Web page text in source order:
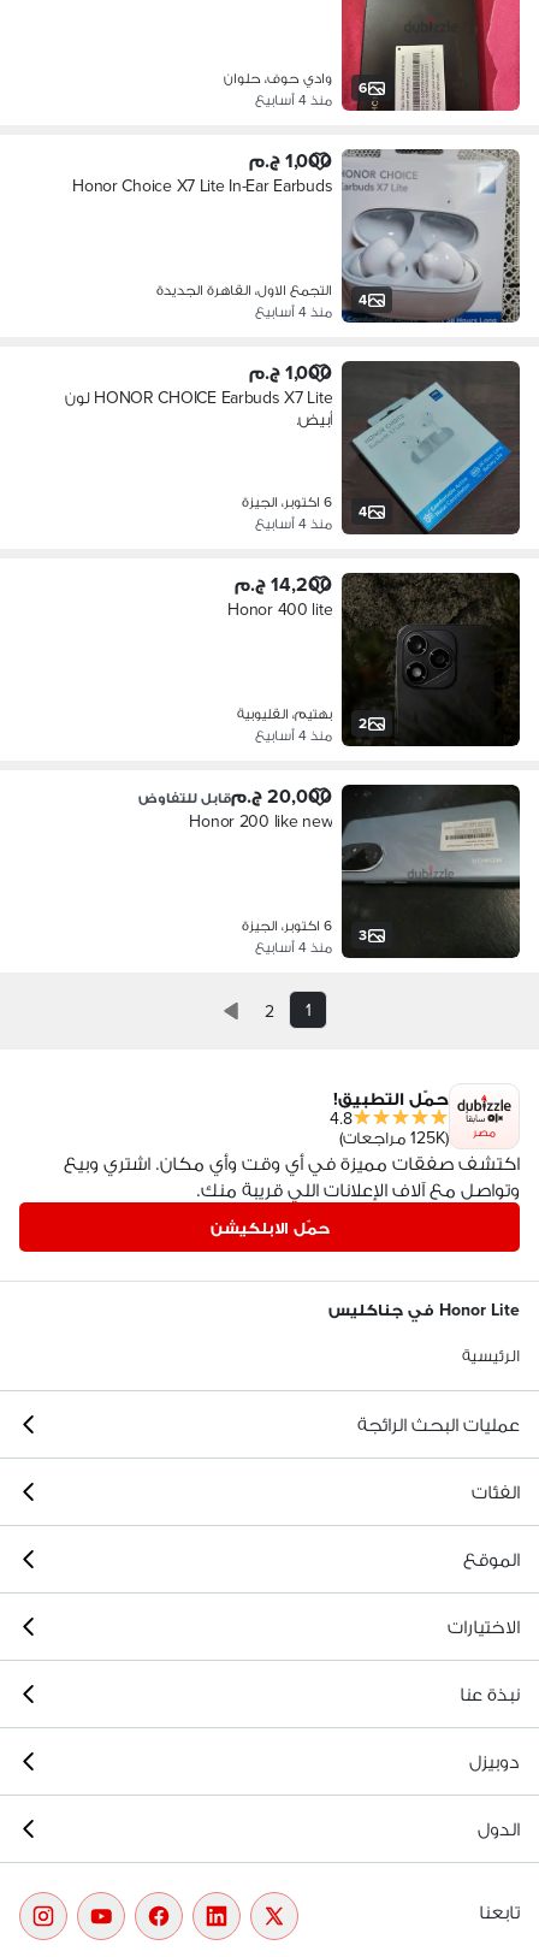
6
وادي حوف، حلوان
منذ 4 أسابيع
4
1,000 ج.م
Honor Choice X7 Lite In-Ear Earbuds
التجمع الاول، القاهرة الجديدة
منذ 4 أسابيع
4
1,000 ج.م
HONOR CHOICE Earbuds X7 Lite لون
أبيض.
6 اكتوبر، الجيزة
منذ 4 أسابيع
2
14,200 ج.م
Honor 400 lite
بهتيم، القليوبية
منذ 4 أسابيع
3
20,000 ج.م قابل للتفاوض
Honor 200 like new
6 اكتوبر، الجيزة
منذ 4 أسابيع
1
2
مصر
حمّل التطبيق!
4.8
(125K مراجعات)
اكتشف صفقات مميزة في أي وقت وأي مكان. اشتري وبيع
وتواصل مع آلاف الإعلانات اللي قريبة منك.
حمّل الابلكيشن
Honor Lite في جناكليس
الرئيسية
عمليات البحث الرائجة
الفئات
الموقع
الاختيارات
نبذة عنا
دوبيزل
الدول
تابعنا